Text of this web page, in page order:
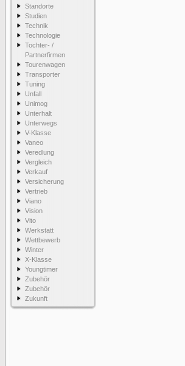
Standorte
Studien
Technik
Technologie
Tochter- /
Partnerfirmen
Tourenwagen
Transporter
Tuning
Unfall
Unimog
Unterhalt
Unterwegs
V-Klasse
Vaneo
Veredlung
Vergleich
Verkauf
Versicherung
Vertrieb
Viano
Vision
Vito
Werkstatt
Wettbewerb
Winter
X-Klasse
Youngtimer
Zubehör
Zubehör
Zukunft